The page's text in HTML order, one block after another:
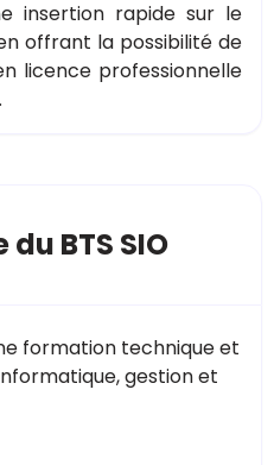
insertion rapide sur le
offrant la possibilité de
licence professionnelle
BTS SIO
formation technique et
gestion et